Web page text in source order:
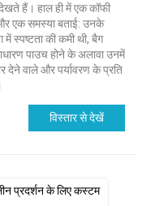
हैं। हाल ही में एक कॉफी
एक समस्या बताई: उनके
स्पष्टता की कमी थी, बैग
पाउच होने के अलावा उनमें
देने वाले और पर्यावरण के प्रति
विस्तार से देखें